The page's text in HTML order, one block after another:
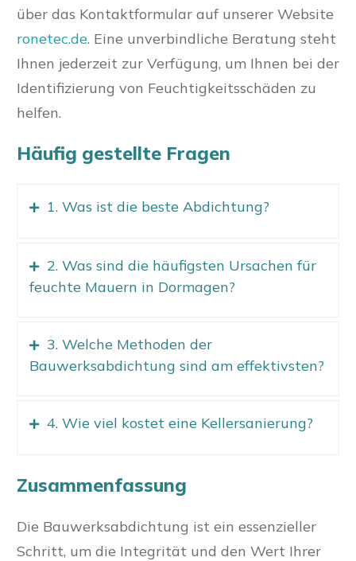
über das Kontaktformular auf unserer Website
ronetec.de. Eine unverbindliche Beratung steht
Ihnen jederzeit zur Verfügung, um Ihnen bei der
Identifizierung von Feuchtigkeitsschäden zu
helfen.
Häufig gestellte Fragen
1. Was ist die beste Abdichtung?
2. Was sind die häufigsten Ursachen für
feuchte Mauern in Dormagen?
3. Welche Methoden der
Bauwerksabdichtung sind am effektivsten?
4. Wie viel kostet eine Kellersanierung?
Zusammenfassung
Die Bauwerksabdichtung ist ein essenzieller
Schritt, um die Integrität und den Wert Ihrer